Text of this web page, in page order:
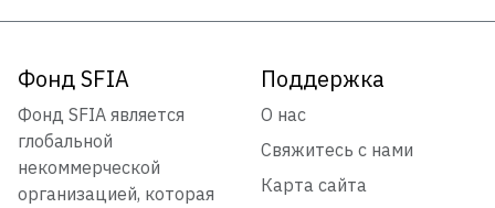
Фонд SFIA
Фонд SFIA является
глобальной
некоммерческой
организацией, которая
Поддержка
О нас
Свяжитесь с нами
Карта сайта